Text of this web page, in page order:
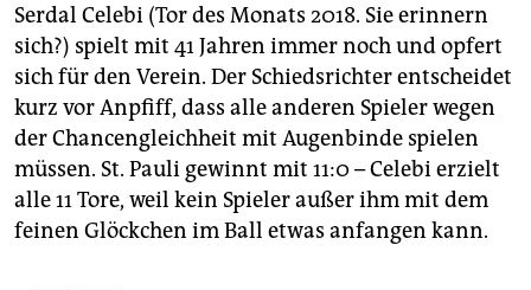
Serdal Celebi (Tor des Monats 2018. Sie erinnern
sich?) spielt mit 41 Jahren immer noch und opfert
sich für den Verein. Der Schiedsrichter entscheidet
kurz vor Anpfiff, dass alle anderen Spieler wegen
der Chancengleichheit mit Augenbinde spielen
müssen. St. Pauli gewinnt mit 11:0 – Celebi erzielt
alle 11 Tore, weil kein Spieler außer ihm mit dem
feinen Glöckchen im Ball etwas anfangen kann.